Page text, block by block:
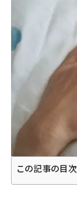
この記事の目次